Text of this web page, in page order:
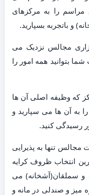
مراسم را به مرکزهای
و باتجربه بسپارید.
مجالس نزدیک می
بتوانید همه امور را
که وظیفه اصلی آن ها
به آن ها می سپارید و
رسیدگی کنید.
تنها به پذیرایی
انتخاب ظروف کرایه
و سملقان(آشخانه) می
میز و صندلی در مانه و